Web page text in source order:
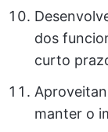
dos
curto
manter o